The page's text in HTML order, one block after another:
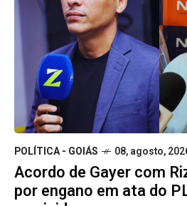
POLÍTICA - GOIÁS 08, agosto,
Acordo de Gayer com
por engano em ata do